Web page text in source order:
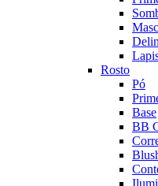
Rosto
Pó
Base
BB